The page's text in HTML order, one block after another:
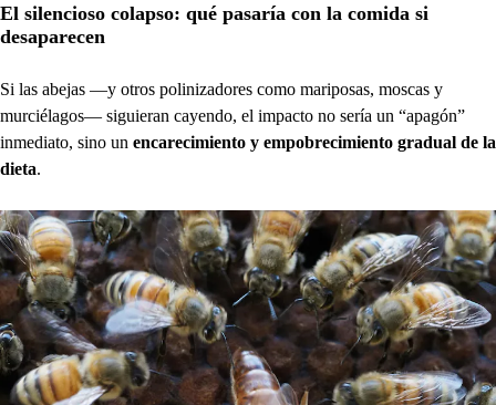
El silencioso colapso: qué pasaría con la comida si
desaparecen
Si las abejas —y otros polinizadores como mariposas, moscas y
murciélagos— siguieran cayendo, el impacto no sería un “apagón”
inmediato, sino un encarecimiento y empobrecimiento gradual de la
dieta.